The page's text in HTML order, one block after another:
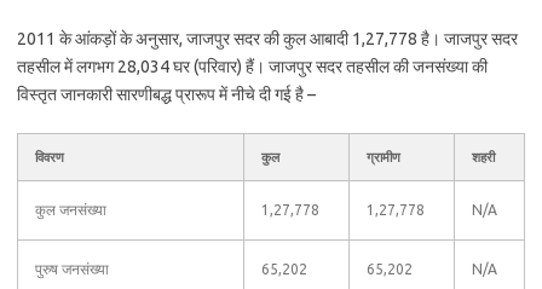
2011 के आंकड़ों के अनुसार, जाजपुर सदर की कुल आबादी 1,27,778 है। जाजपुर सदर
तहसील में लगभग 28,034 घर (परिवार) हैं। जाजपुर सदर तहसील की जनसंख्या की
विस्तृत जानकारी सारणीबद्ध प्रारूप में नीचे दी गई है –
विवरण कुल ग्रामीण शहरी
कुल जनसंख्या 1,27,778 1,27,778 N/A
पुरुष जनसंख्या 65,202 65,202 N/A